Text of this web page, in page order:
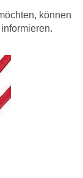
können